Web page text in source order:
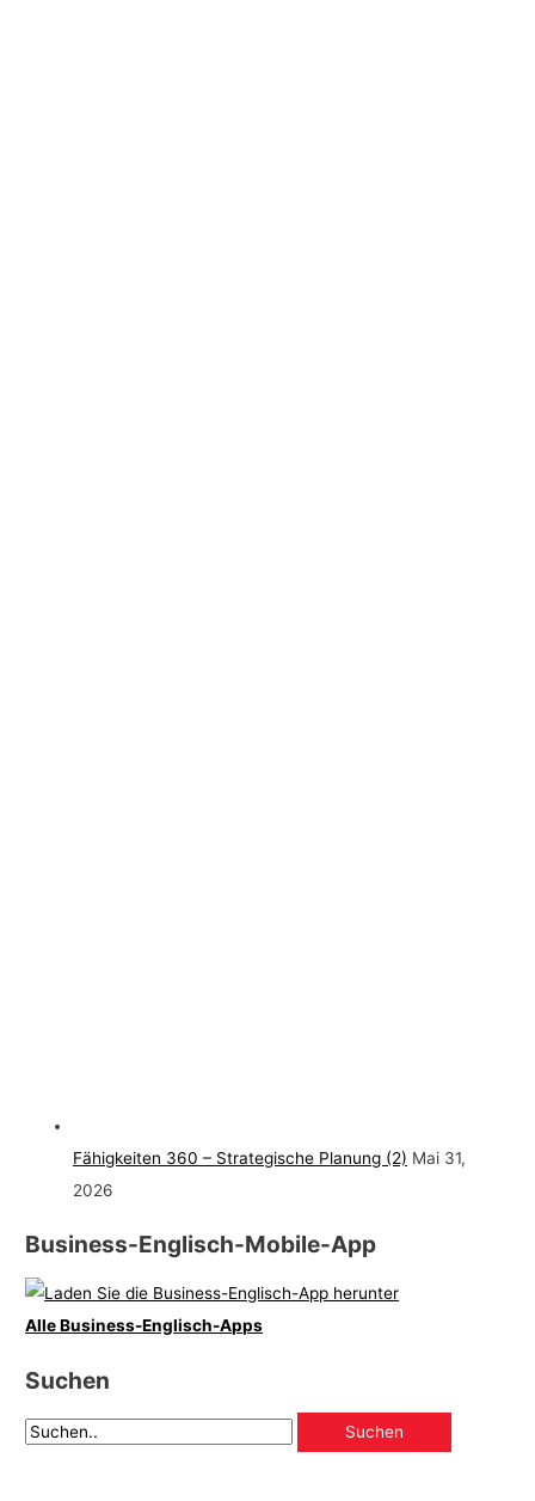
Fähigkeiten 360 – Strategische Planung (2) Mai 31,
2026
Business-Englisch-Mobile-App
Alle Business-Englisch-Apps
Suchen